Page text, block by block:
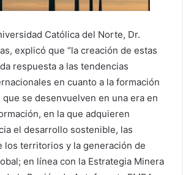
Católica del Norte, Dr.
explicó que “la creación de estas
respuesta a las tendencias
en cuanto a la formación
se desenvuelven en una era en
en la que adquieren
el desarrollo sostenible, las
los territorios y la generación de
en línea con la Estrategia Minera